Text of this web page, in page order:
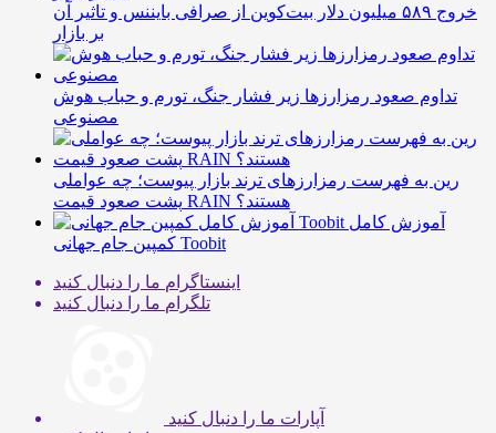
خروج ۵۸۹ میلیون دلار بیت‌کوین از صرافی بایننس و تاثیر آن
بر بازار
تداوم صعود رمزارزها زیر فشار جنگ، تورم و حباب هوش
مصنوعی
رین به فهرست رمزارزهای ترند بازار پیوست؛ چه عواملی
پشت صعود قیمت RAIN هستند؟
آموزش کامل
کمپین جام جهانی Toobit
اینستاگرام ما را دنبال کنید
تلگرام ما را دنبال کنید
آپارات ما را دنبال کنید